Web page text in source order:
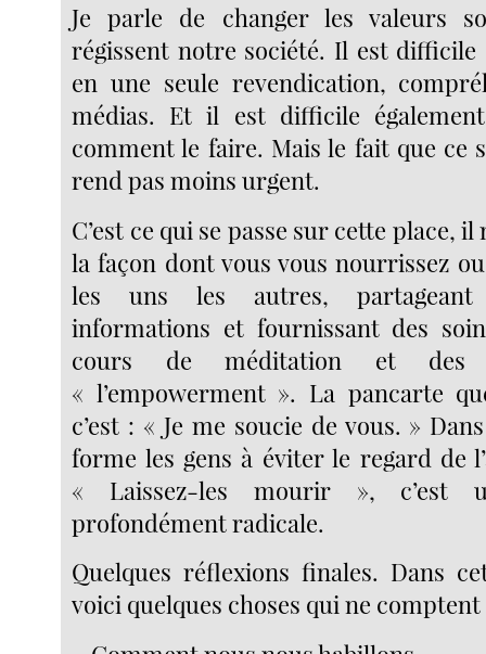
Je parle de changer les valeurs
régissent notre société. Il est difficile
en une seule revendication,
médias. Et il est difficile
comment le faire. Mais le fait que ce
rend pas moins urgent.
C’est ce qui se passe sur cette place,
la façon dont vous vous nourrissez
les uns les autres,
informations et fournissant des
cours de méditation et des
« l’empowerment ». La pancarte
c’est : « Je me soucie de vous. »
forme les gens à éviter le regard de
« Laissez-les mourir », c’est
profondément radicale.
Quelques réflexions finales. Dans
voici quelques choses qui ne comptent